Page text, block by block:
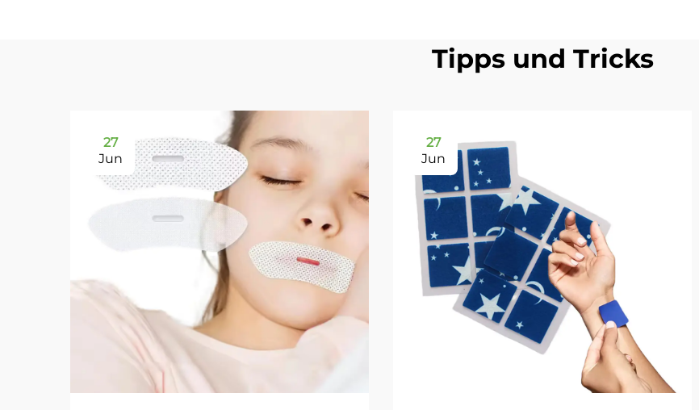
Tipps und Tricks
27
Jun
27
Jun